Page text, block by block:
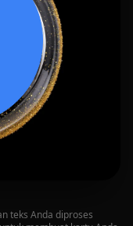
teks Anda diproses